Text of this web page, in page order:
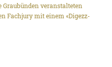
veranstalteten
Fachjury mit einem «Digezz-